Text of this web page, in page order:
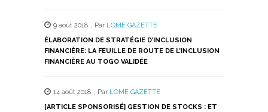
9 août 2018 , Par LOME GAZETTE
ÉLABORATION DE STRATÉGIE D’INCLUSION
FINANCIÈRE: LA FEUILLE DE ROUTE DE L’INCLUSION
FINANCIÈRE AU TOGO VALIDÉE
14 août 2018 , Par LOME GAZETTE
[ARTICLE SPONSORISÉ] GESTION DE STOCKS : ET